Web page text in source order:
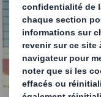
durant